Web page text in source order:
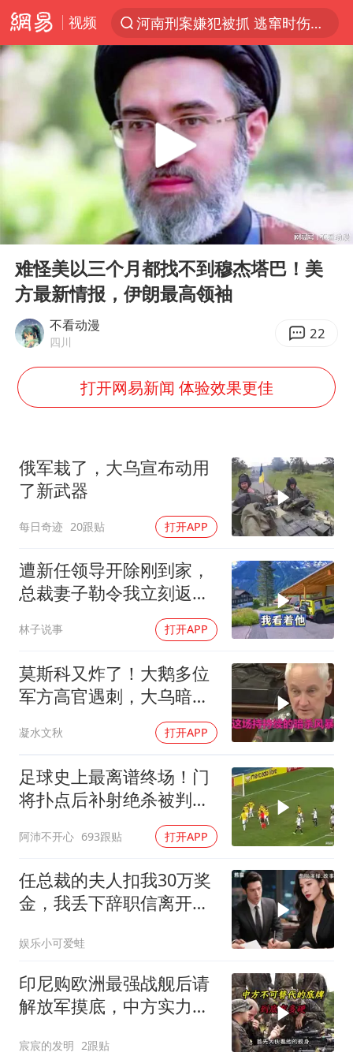
视频
河南刑案嫌犯被抓 逃窜时伤害多人
光影经济撬动暑期消费新蓝海
浙江上海等地有大雨或暴雨
黄金牛市回来了吗
情侣平潭拍日出坠崖1死1伤
台当局重金为“台独”织“皇帝新衣”
白海豚将正面袭击贯穿浙江
杭州全市有序停课
商场现钱学森巨幅海报 负责人回应
全民健身事业高质量发展
WTT瑞典大满贯女单签表出炉
36岁男演员成景区NPC后人气爆棚
乐享全民健身 共筑健康中国
Play
00:00 07:17
难怪美以三个月都找不到穆杰塔巴！美
方最新情报，伊朗最高领袖
不看动漫
四川 22
打开网易新闻 体验效果更佳
俄军栽了，大乌宣布动用
了新武器
每日奇迹 20跟贴 打开APP
遭新任领导开除刚到家，
总裁妻子勒令我立刻返
岗，我直言她无权命令我
林子说事 打开APP
莫斯科又炸了！大鹅多位
军方高官遇刺，大乌暗杀
凝水文秋 打开APP
足球史上最离谱终场！门
将扑点后补射绝杀被判无
阿沛不开心 693跟贴 打开APP
任总裁的夫人扣我30万奖
金，我丢下辞职信离开，
你签约
娱乐小可爱蛙
印尼购欧洲最强战舰后请
解放军摸底，中方实力几
宸宸的发明 2跟贴